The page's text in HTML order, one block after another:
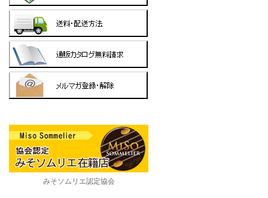
みそソムリエ認定協会